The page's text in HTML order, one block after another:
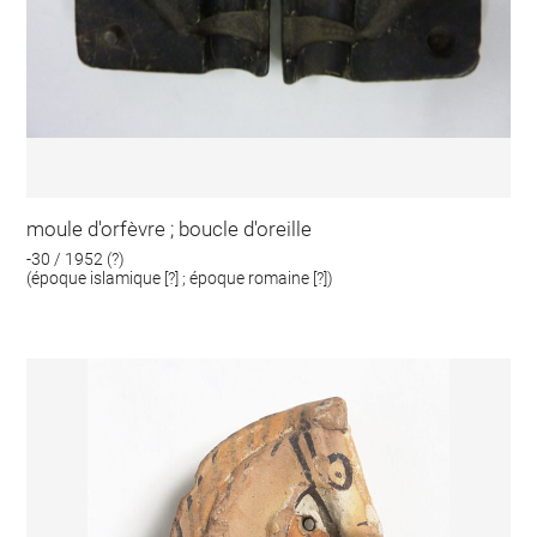
moule d'orfèvre ; boucle d'oreille
-30 / 1952 (?)
(époque islamique [?] ; époque romaine [?])